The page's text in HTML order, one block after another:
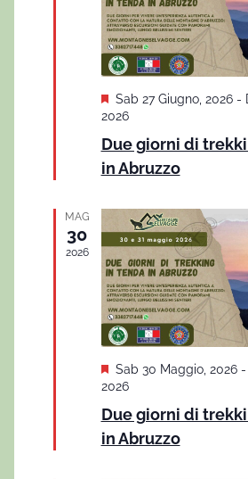
a
t
S
e
n
a
i
Sab 27 Giugno, 2026-
2026
Due giorni di
in Abruzzo
MAG
30
2026
S
e
n
a
Sab 30 Maggio, 2026-
2026
Due giorni di
in Abruzzo